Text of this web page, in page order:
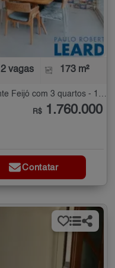
2 vagas 173 m²
Apartamento à Venda na Vila Regente Feijó com 3 quartos - 173 m²
R$ 1.760.000
Contatar